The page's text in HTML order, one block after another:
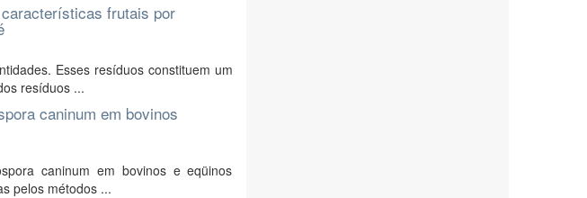
frutais por
Esses resíduos constituem um
resíduos ...
caninum em bovinos
caninum em bovinos e eqüinos
pelos métodos ...